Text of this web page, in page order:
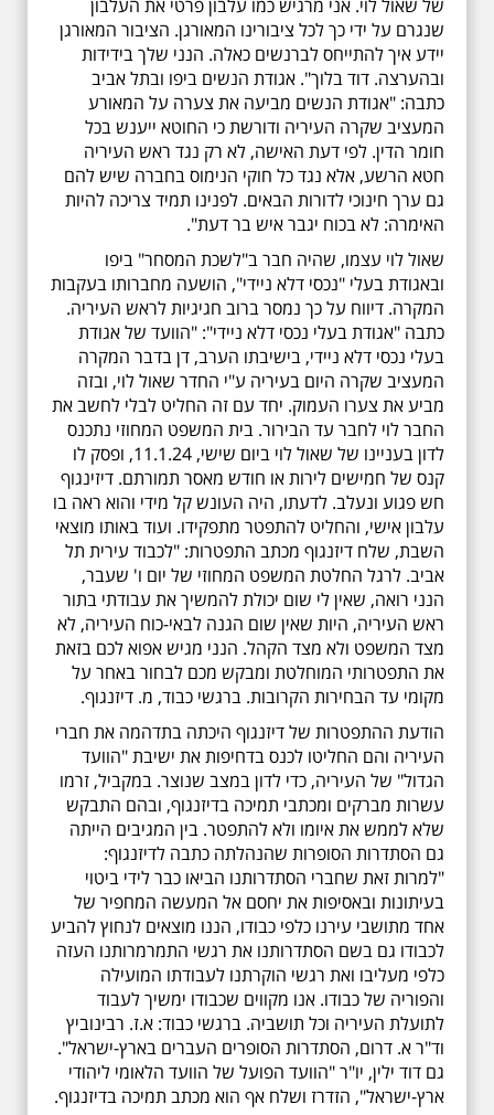
של שאול לוי. אני מרגיש כמו עלבון פרטי את העלבון
שנגרם על ידי כך לכל ציבורינו המאורגן. הציבור המאורגן
יידע איך להתייחס לברנשים כאלה. הנני שלך בידידות
ובהערצה. דוד בלוך". אגודת הנשים ביפו ובתל אביב
כתבה: "אגודת הנשים מביעה את צערה על המאורע
המעציב שקרה העיריה ודורשת כי החוטא ייענש בכל
חומר הדין. לפי דעת האישה, לא רק נגד ראש העיריה
חטא הרשע, אלא נגד כל חוקי הנימוס בחברה שיש להם
גם ערך חינוכי לדורות הבאים. לפנינו תמיד צריכה להיות
האימרה: לא בכוח יגבר איש בר דעת".
שאול לוי עצמו, שהיה חבר ב"לשכת המסחר" ביפו
ובאגודת בעלי "נכסי דלא ניידי", הושעה מחברותו בעקבות
המקרה. דיווח על כך נמסר ברוב חגיגיות לראש העיריה.
כתבה "אגודת בעלי נכסי דלא ניידי": "הוועד של אגודת
בעלי נכסי דלא ניידי, בישיבתו הערב, דן בדבר המקרה
המעציב שקרה היום בעיריה ע"י החדר שאול לוי, ובזה
מביע את צערו העמוק. יחד עם זה החליט לבלי לחשב את
החבר לוי לחבר עד הבירור. בית המשפט המחוזי נתכנס
לדון בעניינו של שאול לוי ביום שישי, 11.1.24, ופסק לו
קנס של חמישים לירות או חודש מאסר תמורתם. דיזינגוף
חש פגוע ונעלב. לדעתו, היה העונש קל מידי והוא ראה בו
עלבון אישי, והחליט להתפטר מתפקידו. ועוד באותו מוצאי
השבת, שלח דיזנגוף מכתב התפטרות: "לכבוד עירית תל
אביב. לרגל החלטת המשפט המחוזי של יום ו' שעבר,
הנני רואה, שאין לי שום יכולת להמשיך את עבודתי בתור
ראש העיריה, היות שאין שום הגנה לבאי-כוח העיריה, לא
מצד המשפט ולא מצד הקהל. הנני מגיש אפוא לכם בזאת
את התפטרותי המוחלטת ומבקש מכם לבחור באחר על
מקומי עד הבחירות הקרובות. ברגשי כבוד, מ. דיזנגוף.
הודעת ההתפטרות של דיזנגוף היכתה בתדהמה את חברי
העיריה והם החליטו לכנס בדחיפות את ישיבת "הוועד
הגדול" של העיריה, כדי לדון במצב שנוצר. במקביל, זרמו
עשרות מברקים ומכתבי תמיכה בדיזנגוף, ובהם התבקש
שלא לממש את איומו ולא להתפטר. בין המגיבים הייתה
גם הסתדרות הסופרות שהנהלתה כתבה לדיזנגוף:
"למרות זאת שחברי הסתדרותנו הביאו כבר לידי ביטוי
בעיתונות ובאסיפות את יחסם אל המעשה המחפיר של
אחד מתושבי עירנו כלפי כבודו, הננו מוצאים לנחוץ להביע
לכבודו גם בשם הסתדרותנו את רגשי התמרמרותנו העזה
כלפי מעליבו ואת רגשי הוקרתנו לעבודתו המועילה
והפוריה של כבודו. אנו מקווים שכבודו ימשיך לעבוד
לתועלת העיריה וכל תושביה. ברגשי כבוד: א.ז. רבינוביץ
וד"ר א. דרום, הסתדרות הסופרים העברים בארץ-ישראל".
גם דוד ילין, יו"ר "הוועד הפועל של הוועד הלאומי ליהודי
ארץ-ישראל", הזדרז ושלח אף הוא מכתב תמיכה בדיזנגוף.